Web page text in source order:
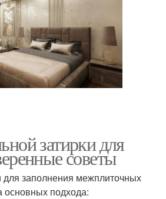
затирки для
советы
для заполнения межплиточных
основных подхода: